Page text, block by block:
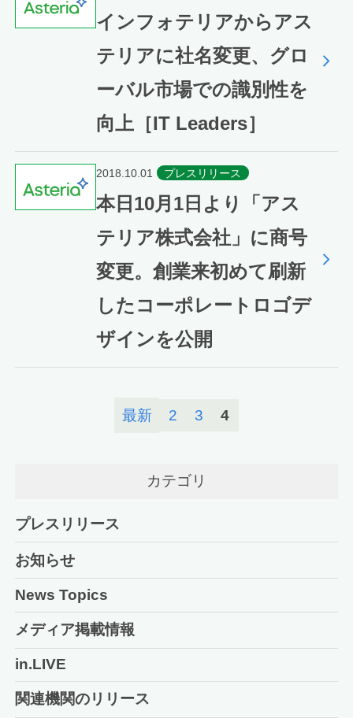
インフォテリアからアス
テリアに社名変更、グロ
ーバル市場での識別性を
向上［IT Leaders］
2018.10.01 プレスリリース
本日10月1日より「アス
テリア株式会社」に商号
変更。創業来初めて刷新
したコーポレートロゴデ
ザインを公開
最新 2 3 4
カテゴリ
プレスリリース
お知らせ
News Topics
メディア掲載情報
in.LIVE
関連機関のリリース